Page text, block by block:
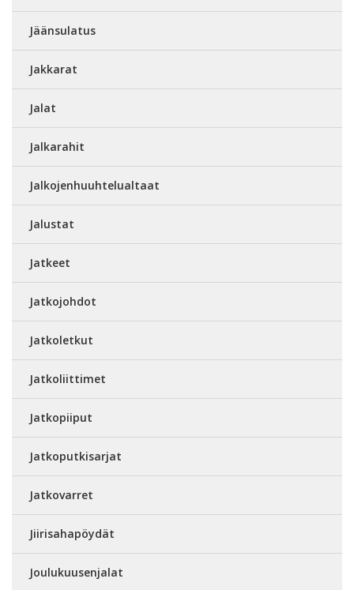
Jäänsulatus
Jakkarat
Jalat
Jalkarahit
Jalkojenhuuhtelualtaat
Jalustat
Jatkeet
Jatkojohdot
Jatkoletkut
Jatkoliittimet
Jatkopiiput
Jatkoputkisarjat
Jatkovarret
Jiirisahapöydät
Joulukuusenjalat